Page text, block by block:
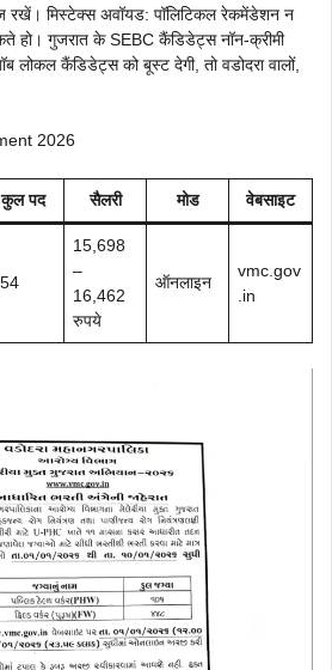
मिस्टेक्स अवॉयड: पॉलिटिकल रेकमेंडेशन न
हो। गुजरात के SEBC कैंडिडेट्स नॉन-क्रीमी
लोकल कैंडिडेट्स को बूस्ट देगी, तो वडोदरा वालों,
2026
कुल पद सैलरी मोड वेबसाइट
15,698
–
16,462
रुपये
ऑनलाइन
vmc.gov
.in